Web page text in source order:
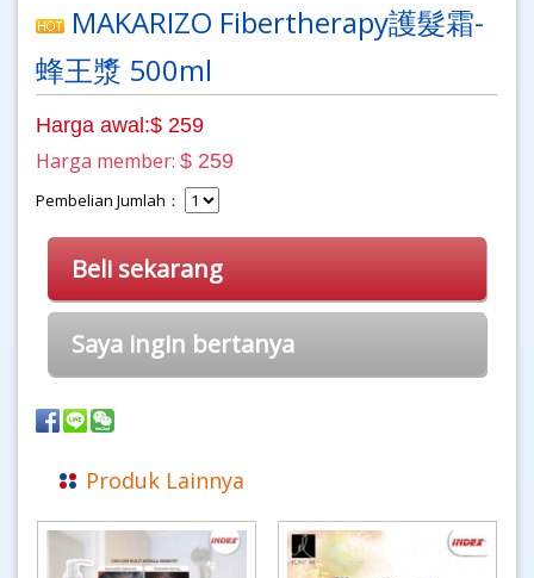
MAKARIZO Fibertherapy護髮霜-
蜂王漿 500ml
Harga awal:$ 259
Harga member: $ 259
Pembelian Jumlah：
Beli sekarang
Saya ingin bertanya
Produk Lainnya